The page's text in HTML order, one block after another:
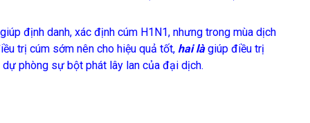
định danh, xác định cúm H1N1, nhưng trong mùa dịch
trị cúm sớm nên cho hiệu quả tốt, hai làgiúp điều trị
phòng sự bột phát lây lan của đại dịch.